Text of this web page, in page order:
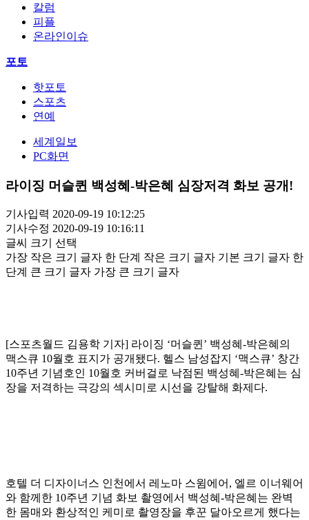
칼럼
피플
온라인이슈
포토
핫포토
스포츠
연예
세계일보
PC화면
라이징 머슬퀸 백성혜-박은혜 심장저격 화보 공개!
기사입력 2020-09-19 10:12:25
기사수정 2020-09-19 10:16:11
글씨 크기 선택
가장 작은 크기 글자 한 단계 작은 크기 글자 기본 크기 글자 한
단계 큰 크기 글자 가장 큰 크기 글자
[스포츠월드 김용학 기자] 라이징 ‘머슬퀸’ 백성혜-박은혜의
맥스큐 10월호 표지가 공개됐다. 헬스 남성잡지 ‘맥스큐’ 창간
10주년 기념호인 10월호 커버걸로 낙점된 백성혜-박은혜는 심
장을 저격하는 극강의 섹시미로 시선을 강탈해 화제다.
호텔 더 디자이너스 인천에서 레노마 스윔에어, 엘르 이너웨어
와 함께한 10주년 기념 화보 촬영에서 백성혜-박은혜는 완벽
한 몸매와 환상적인 케미로 촬영장을 후꾼 달아오르게 했다는